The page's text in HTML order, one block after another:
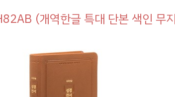
(개역한글 특대 단본 색인 무